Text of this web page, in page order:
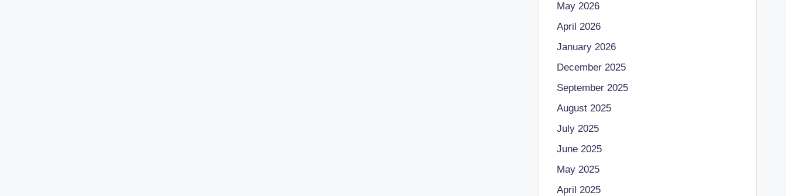
May 2026
April 2026
January 2026
December 2025
September 2025
August 2025
July 2025
June 2025
May 2025
April 2025